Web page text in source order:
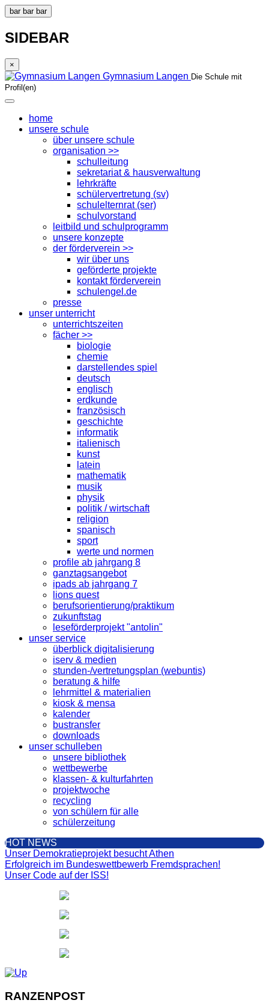
bar bar bar
SIDEBAR
×
Gymnasium Langen Die Schule mit
Profil(en)
home
unsere schule
über unsere schule
organisation >>
schulleitung
sekretariat & hausverwaltung
lehrkräfte
schülervertretung (sv)
schulelternrat (ser)
schulvorstand
leitbild und schulprogramm
unsere konzepte
der förderverein >>
wir über uns
geförderte projekte
kontakt förderverein
schulengel.de
presse
unser unterricht
unterrichtszeiten
fächer >>
biologie
chemie
darstellendes spiel
deutsch
englisch
erdkunde
französisch
geschichte
informatik
italienisch
kunst
latein
mathematik
musik
physik
politik / wirtschaft
religion
spanisch
sport
werte und normen
profile ab jahrgang 8
ganztagsangebot
ipads ab jahrgang 7
lions quest
berufsorientierung/praktikum
zukunftstag
leseförderprojekt "antolin"
unser service
überblick digitalisierung
iserv & medien
stunden-/vertretungsplan (webuntis)
beratung & hilfe
lehrmittel & materialien
kiosk & mensa
kalender
bustransfer
downloads
unser schulleben
unsere bibliothek
wettbewerbe
klassen- & kulturfahrten
projektwoche
recycling
von schülern für alle
schülerzeitung
HOT NEWS
Unser Demokratieprojekt besucht Athen
Erfolgreich im Bundeswettbewerb Fremdsprachen!
Unser Code auf der ISS!
RANZENPOST